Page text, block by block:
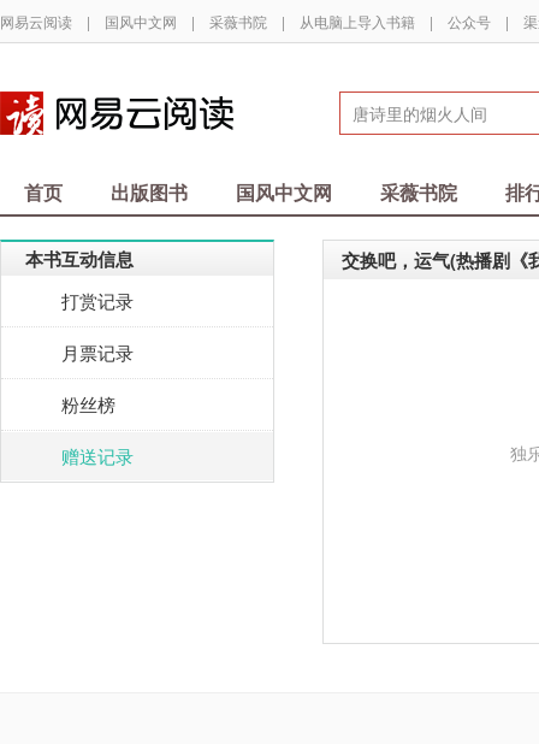
网易云阅读 | 国风中文网 | 采薇书院 | 从电脑上导入书籍 | 公众号 |
首页 出版图书 国风中文网 采薇书院 排
本书互动信息
打赏记录
月票记录
粉丝榜
赠送记录
交换吧，运气(热播剧《
独